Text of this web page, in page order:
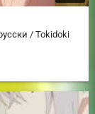
/ Tokidoki